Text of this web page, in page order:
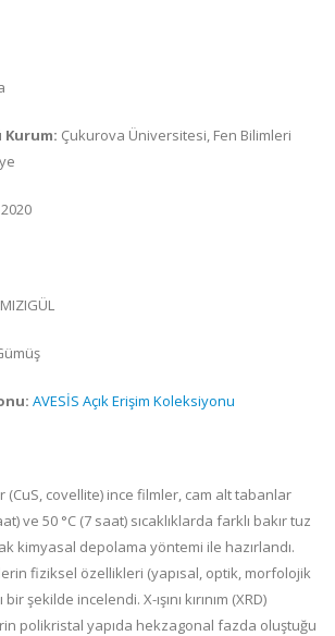
Çukurova Üniversitesi, Fen Bilimleri
2020
AVESİS Açık Erişim Koleksiyonu
(CuS, covellite) ince filmler, cam alt tabanlar
ve 50 °C (7 saat) sıcaklıklarda farklı bakır tuz
kimyasal depolama yöntemi ile hazırlandı.
fiziksel özellikleri (yapısal, optik, morfolojik
şekilde incelendi. X-ışını kırınım (XRD)
polikristal yapıda hekzagonal fazda oluştuğu